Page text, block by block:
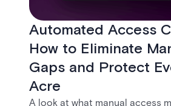
Automated Access
How to Eliminate
Gaps and Protect
Acre
A look at what manual access